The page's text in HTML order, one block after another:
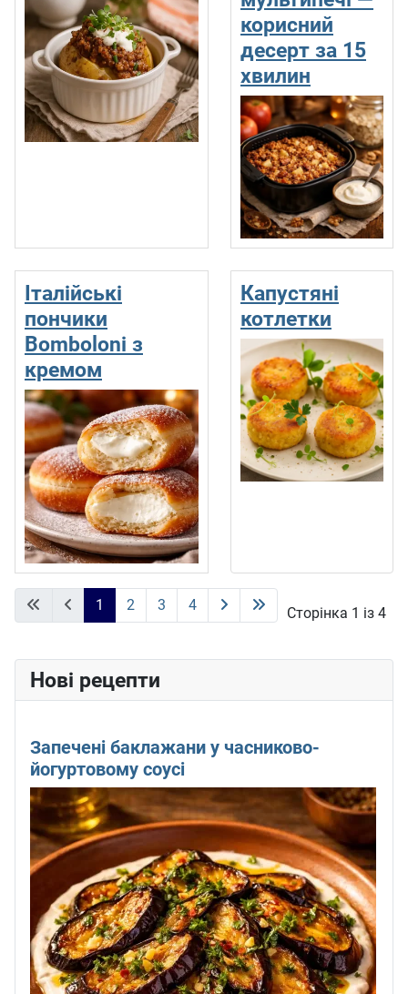
корисний
десерт за 15
хвилин
Італійські
пончики
Bomboloni з
кремом
Капустяні
котлетки
Сторінка 1 із 4
1 2 3 4
Нові рецепти
Запечені баклажани у часниково-
йогуртовому соусі